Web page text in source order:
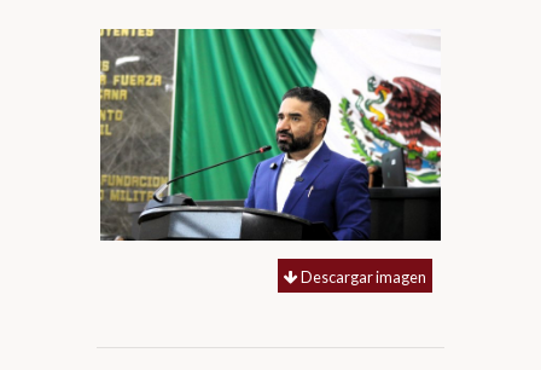
Secretarías
Transparencia
Descargar imagen